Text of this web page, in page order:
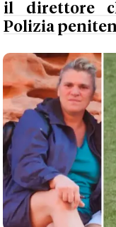
il direttore
Polizia